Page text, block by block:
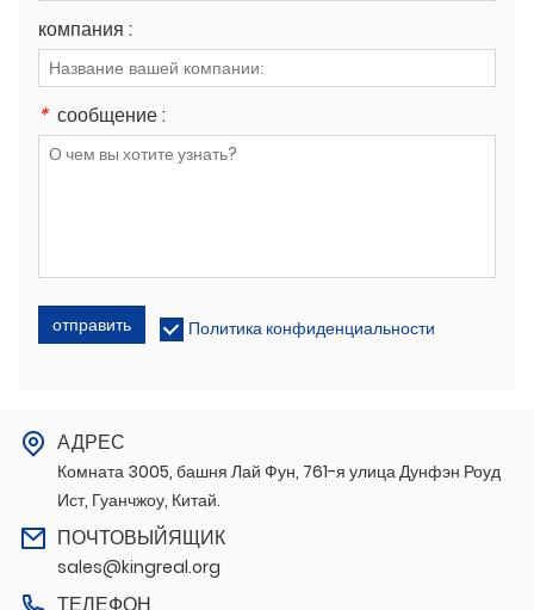
компания :
* сообщение :
отправить Политика конфиденциальности
АДРЕС
Комната 3005, башня Лай Фун, 761-я улица Дунфэн Роуд
Ист, Гуанчжоу, Китай.
ПОЧТОВЫЙЯЩИК
sales@kingreal.org
ТЕЛЕФОН